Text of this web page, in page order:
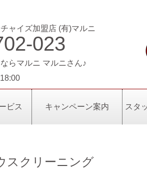
ャイズ加盟店 (有)マルニ
023
らマルニ マルニさん♪
ビス キャンペーン案内 スタ
スクリーニング